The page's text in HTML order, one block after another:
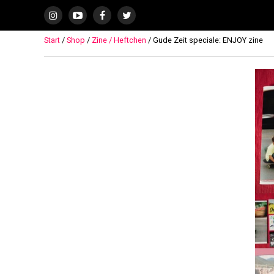
Start / Shop / Zine / Heftchen / Gude Zeit speciale: ENJOY zine